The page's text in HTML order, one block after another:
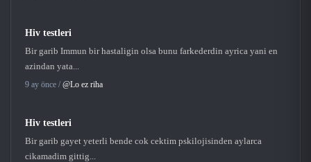
Hiv testleri
Bir garib Immun bir hastaligin olsa bunu farkederdin ayrica yani en
azindan yata...
9 ay önce / @Lo ez riha
Hiv testleri
Bir garib gayet yeterli bende cok cektim pskilojisinden aylarca
cikamadim gittig...